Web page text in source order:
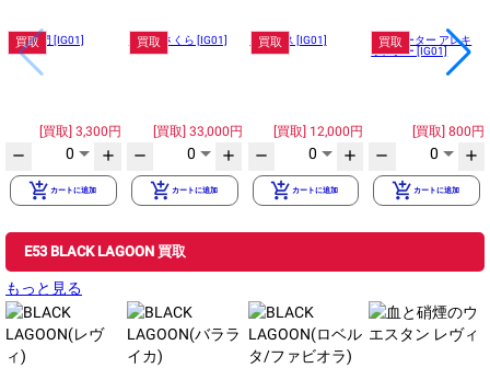
買取
黒崎神門 [IG01]
3,300円
remove 0 add
add_shopping_cart カートに追加
買取
上柚木さくら [IG01]
33,000円
remove 0 add
add_shopping_cart カートに追加
買取
エルピス [IG01]
12,000円
remove 0 add
add_shopping_cartカートに追加
買取
レゾネーター アレキ
サンダー [IG01]
800円
remove 0 add
add_shopping_cartカートに追加
E53 BLACK LAGOON 買取
もっと見る